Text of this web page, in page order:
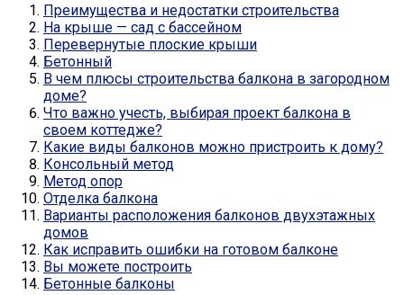
Преимущества и недостатки строительства
На крыше — сад с бассейном
Перевернутые плоские крыши
Бетонный
В чем плюсы строительства балкона в загородном
доме?
Что важно учесть, выбирая проект балкона в
своем коттедже?
Какие виды балконов можно пристроить к дому?
Консольный метод
Метод опор
Отделка балкона
Варианты расположения балконов двухэтажных
домов
Как исправить ошибки на готовом балконе
Вы можете построить
Бетонные балконы